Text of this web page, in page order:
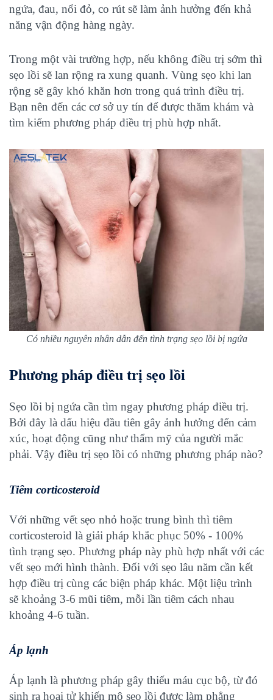
ngứa, đau, nổi đỏ, co rút sẽ làm ảnh hưởng đến khả
năng vận động hàng ngày.
Trong một vài trường hợp, nếu không điều trị sớm thì
sẹo lồi sẽ lan rộng ra xung quanh. Vùng sẹo khi lan
rộng sẽ gây khó khăn hơn trong quá trình điều trị.
Bạn nên đến các cơ sở uy tín để được thăm khám và
tìm kiếm phương pháp điều trị phù hợp nhất.
Có nhiều nguyên nhân dẫn đến tình trạng sẹo lồi bị ngứa
Phương pháp điều trị sẹo lồi
Sẹo lồi bị ngứa cần tìm ngay phương pháp điều trị.
Bởi đây là dấu hiệu đầu tiên gây ảnh hưởng đến cảm
xúc, hoạt động cũng như thẩm mỹ của người mắc
phải. Vậy điều trị sẹo lồi có những phương pháp nào?
Tiêm corticosteroid
Với những vết sẹo nhỏ hoặc trung bình thì tiêm
corticosteroid là giải pháp khắc phục 50% - 100%
tình trạng sẹo. Phương pháp này phù hợp nhất với các
vết sẹo mới hình thành. Đối với sẹo lâu năm cần kết
hợp điều trị cùng các biện pháp khác. Một liệu trình
sẽ khoảng 3-6 mũi tiêm, mỗi lần tiêm cách nhau
khoảng 4-6 tuần.
Áp lạnh
Áp lạnh là phương pháp gây thiếu máu cục bộ, từ đó
sinh ra hoại tử khiến mô sẹo lồi được làm phẳng